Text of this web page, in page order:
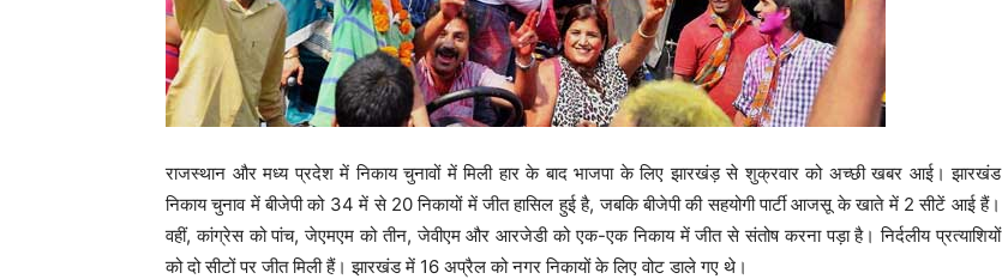
राजस्थान और मध्य प्रदेश में निकाय चुनावों में मिली हार के बाद भाजपा के लिए झारखंड़ से शुक्रवार को अच्छी खबर आई। झारखंड
निकाय चुनाव में बीजेपी को 34 में से 20 निकायों में जीत हासिल हुई है, जबकि बीजेपी की सहयोगी पार्टी आजसू के खाते में 2 सीटें आई हैं।
वहीं, कांग्रेस को पांच, जेएमएम को तीन, जेवीएम और आरजेडी को एक-एक निकाय में जीत से संतोष करना पड़ा है। निर्दलीय प्रत्‍याशियों
को दो सीटों पर जीत मिली हैं। झारखंड में 16 अप्रैल को नगर निकायों के लिए वोट डाले गए थे।